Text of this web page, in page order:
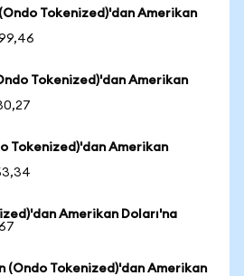
Tokenized)'dan Amerikan
Tokenized)'dan Amerikan
Tokenized)'dan Amerikan
Amerikan Doları'na
(Ondo Tokenized)'dan Amerikan